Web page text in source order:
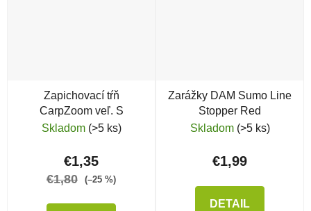
Zapichovací tŕň
CarpZoom veľ. S
Skladom (>5 ks)
€1,35
€1,80 (–25 %)
Zarážky DAM Sumo Line
Stopper Red
Skladom (>5 ks)
€1,99
DETAIL